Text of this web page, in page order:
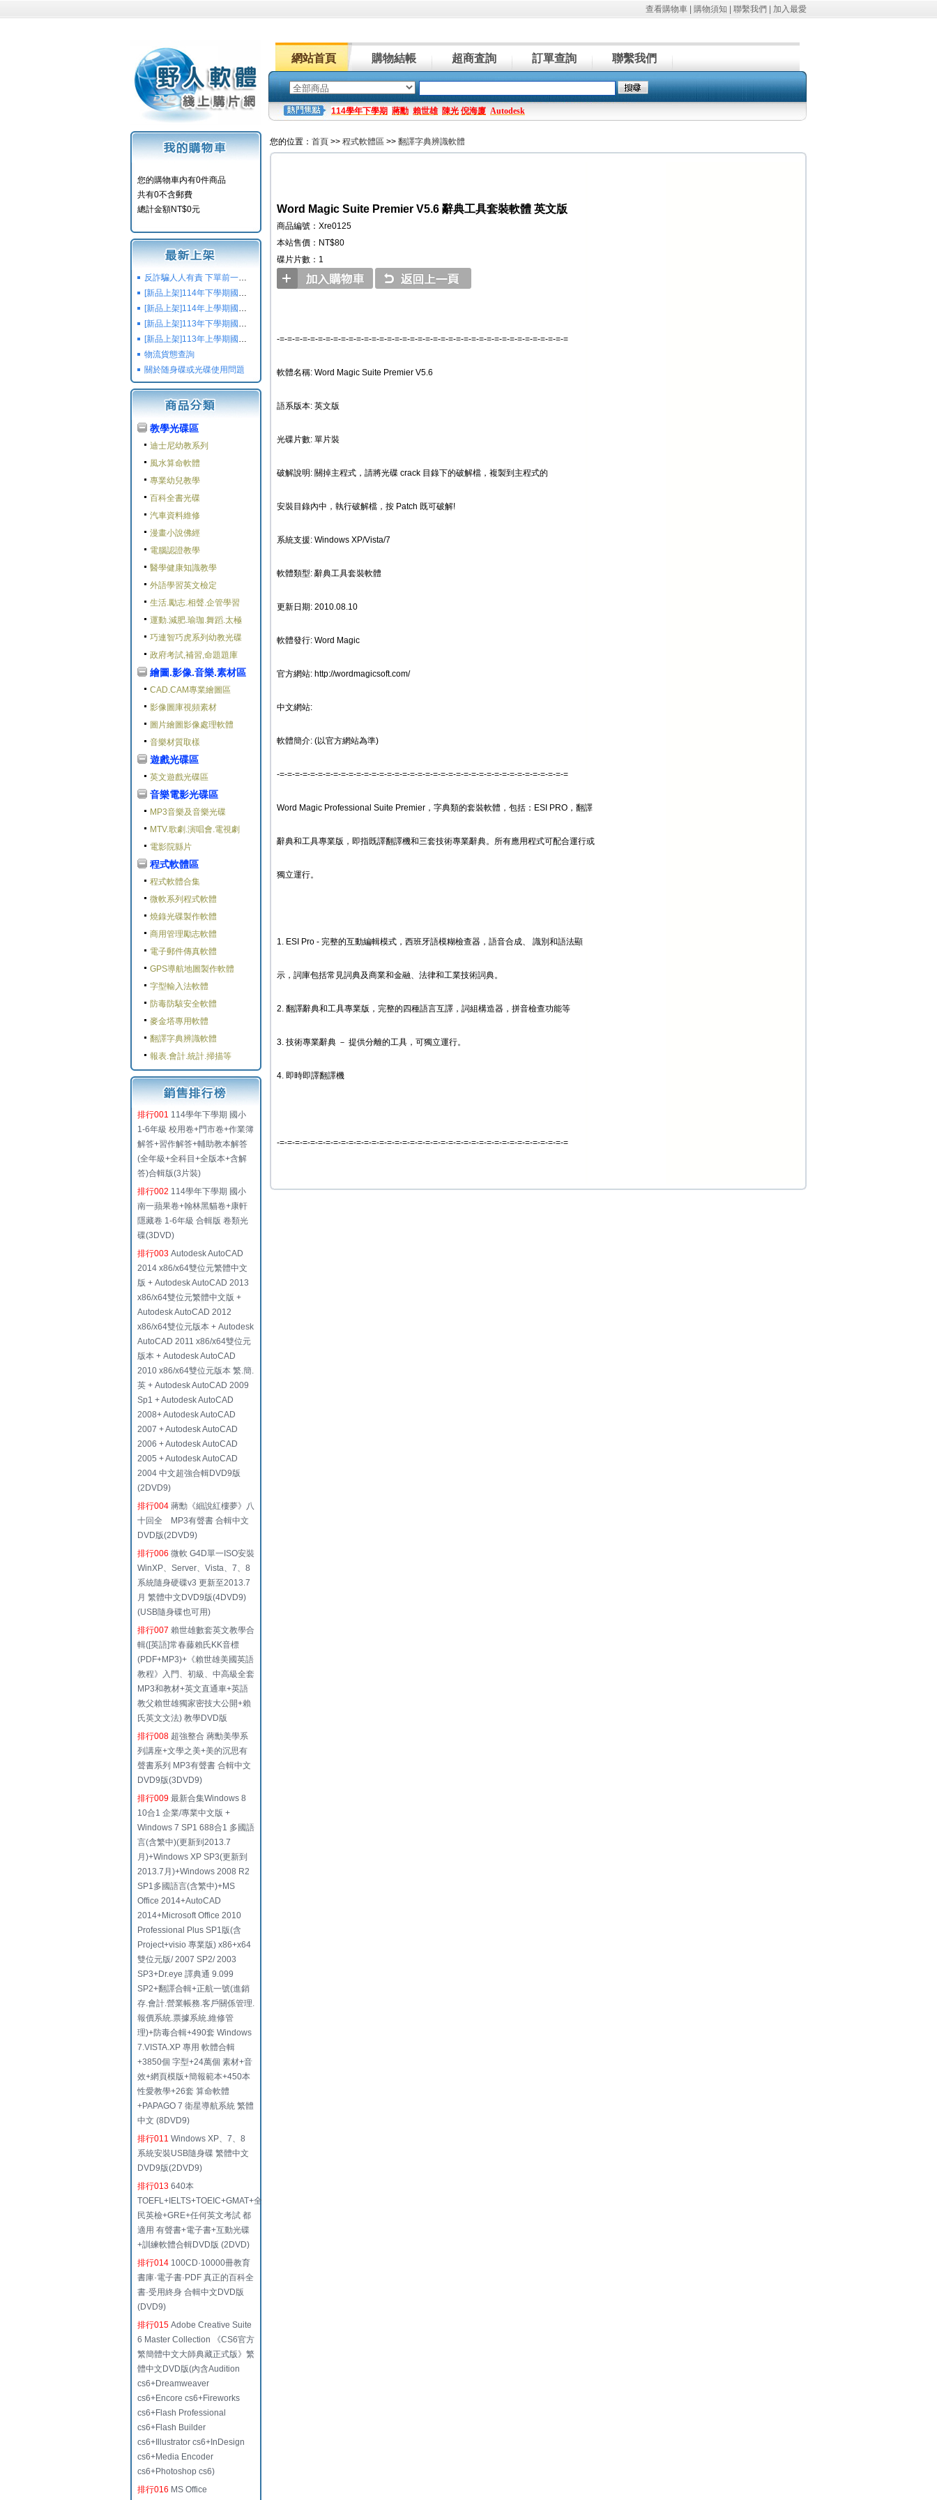
查看購物車 購物須知 聯繫我們 加入最愛
網站首頁 購物結帳 超商査詢 訂單查詢 聯繫我們
114學年下學期 蔣勳 賴世雄 陳光 倪海廈 Autodesk
您的購物車内有0件商品
共有0不含郵費
總計金額NT$0元
反詐騙人人有責 下單前一定要注意
[新品上架]114年下學期國小國中高中命題光碟,校用卷,習作
[新品上架]114年上學期國小國中高中命題光碟,校用卷,習作
[新品上架]113年下學期國小國中高中命題光碟,校用卷,習作
[新品上架]113年上學期國小國中高中命題光碟,校用卷,習作
物流貨態查詢
關於随身碟或光碟使用問題
教學光碟區
迪士尼幼教系列
風水算命軟體
專業幼兒教學
百科全書光碟
汽車資料維修
漫畫小說佛經
電腦認證教學
醫學健康知識教學
外語學習英文檢定
生活.勵志.相聲.企管學習
運動.減肥.瑜珈.舞蹈.太極
巧連智巧虎系列幼教光碟
政府考試,補習,命題題庫
繪圖.影像.音樂.素材區
CAD.CAM專業繪圖區
影像圖庫視頻素材
圖片繪圖影像處理軟體
音樂材質取樣
遊戲光碟區
英文遊戲光碟區
音樂電影光碟區
MP3音樂及音樂光碟
MTV.歌劇.演唱會.電視劇
電影院縣片
程式軟體區
程式軟體合集
微軟系列程式軟體
燒錄光碟製作軟體
商用管理勵志軟體
電子郵件傳真軟體
GPS導航地圖製作軟體
字型輸入法軟體
防毒防駭安全軟體
麥金塔專用軟體
翻譯字典辨識軟體
報表.會計.統計.掃描等
排行001 114學年下學期 國小
1-6年級 校用卷+門市卷+作業簿
解答+習作解答+輔助教本解答
(全年級+全科目+全版本+含解
答)合輯版(3片裝)
排行002 114學年下學期 國小
南一蘋果卷+翰林黑貓卷+康軒
隱藏卷 1-6年級 合輯版 卷類光
碟(3DVD)
排行003 Autodesk AutoCAD
2014 x86/x64雙位元繁體中文
版 + Autodesk AutoCAD 2013
x86/x64雙位元繁體中文版 +
Autodesk AutoCAD 2012
x86/x64雙位元版本 + Autodesk
AutoCAD 2011 x86/x64雙位元
版本 + Autodesk AutoCAD
2010 x86/x64雙位元版本 繁.簡.
英 + Autodesk AutoCAD 2009
Sp1 + Autodesk AutoCAD
2008+ Autodesk AutoCAD
2007 + Autodesk AutoCAD
2006 + Autodesk AutoCAD
2005 + Autodesk AutoCAD
2004 中文超強合輯DVD9版
(2DVD9)
排行004 蔣勳《細說紅樓夢》八
十回全 MP3有聲書 合輯中文
DVD版(2DVD9)
排行006 微軟 G4D單一ISO安裝
WinXP、Server、Vista、7、8
系統隨身硬碟v3 更新至2013.7
月 繁體中文DVD9版(4DVD9)
(USB隨身碟也可用)
排行007 賴世雄數套英文教學合
輯([英語]常春藤賴氏KK音標
(PDF+MP3)+《賴世雄美國英語
教程》入門、初級、中高級全套
MP3和教材+英文直通車+英語
教父賴世雄獨家密技大公開+賴
氏英文文法) 教學DVD版
排行008 超強整合 蔣勳美學系
列講座+文學之美+美的沉思有
聲書系列 MP3有聲書 合輯中文
DVD9版(3DVD9)
排行009 最新合集Windows 8
10合1 企業/專業中文版 +
Windows 7 SP1 688合1 多國語
言(含繁中)(更新到2013.7
月)+Windows XP SP3(更新到
2013.7月)+Windows 2008 R2
SP1多國語言(含繁中)+MS
Office 2014+AutoCAD
2014+Microsoft Office 2010
Professional Plus SP1版(含
Project+visio 專業版) x86+x64
雙位元版/ 2007 SP2/ 2003
SP3+Dr.eye 譯典通 9.099
SP2+翻譯合輯+正航一號(進銷
存.會計.營業帳務.客戶關係管理.
報價系統.票據系統.維修管
理)+防毒合輯+490套 Windows
7.VISTA.XP 專用 軟體合輯
+3850個 字型+24萬個 素材+音
效+網頁模版+簡報範本+450本
性愛教學+26套 算命軟體
+PAPAGO 7 衛星導航系統 繁體
中文 (8DVD9)
排行011 Windows XP、7、8
系統安裝USB隨身碟 繁體中文
DVD9版(2DVD9)
排行013 640本
TOEFL+IELTS+TOEIC+GMAT+全
民英檢+GRE+任何英文考試 都
適用 有聲書+電子書+互動光碟
+訓練軟體合輯DVD版 (2DVD)
排行014 100CD·10000冊教育
書庫·電子書·PDF 真正的百科全
書·受用終身 合輯中文DVD版
(DVD9)
排行015 Adobe Creative Suite
6 Master Collection 《CS6官方
繁簡體中文大師典藏正式版》繁
體中文DVD版(內含Audition
cs6+Dreamweaver
cs6+Encore cs6+Fireworks
cs6+Flash Professional
cs6+Flash Builder
cs6+Illustrator cs6+InDesign
cs6+Media Encoder
cs6+Photoshop cs6)
排行016 MS Office
您的位置： 首頁 >> 程式軟體區 >> 翻譯字典辨識軟體
Word Magic Suite Premier V5.6 辭典工具套裝軟體 英文版
商品編號：Xre0125
本站售價：NT$80
碟片片數：1
-=-=-=-=-=-=-=-=-=-=-=-=-=-=-=-=-=-=-=-=-=-=-=-=-=-=-=-=-=-=-=-=-=-=-=-=-=-=
軟體名稱: Word Magic Suite Premier V5.6
語系版本: 英文版
光碟片數: 單片裝
破解說明: 關掉主程式，請將光碟 crack 目錄下的破解檔，複製到主程式的
安裝目錄內中，執行破解檔，按 Patch 既可破解!
系統支援: Windows XP/Vista/7
軟體類型: 辭典工具套裝軟體
更新日期: 2010.08.10
軟體發行: Word Magic
官方網站: http://wordmagicsoft.com/
中文網站:
軟體簡介: (以官方網站為準)
-=-=-=-=-=-=-=-=-=-=-=-=-=-=-=-=-=-=-=-=-=-=-=-=-=-=-=-=-=-=-=-=-=-=-=-=-=-=
Word Magic Professional Suite Premier，字典類的套裝軟體，包括：ESI PRO，翻譯
辭典和工具專業版，即指既譯翻譯機和三套技術專業辭典。所有應用程式可配合運行或
獨立運行。
1. ESI Pro - 完整的互動編輯模式，西班牙語模糊檢查器，語音合成、 識別和語法顯
示，詞庫包括常見詞典及商業和金融、法律和工業技術詞典。
2. 翻譯辭典和工具專業版，完整的四種語言互譯，詞組構造器，拼音檢查功能等
3. 技術專業辭典 － 提供分離的工具，可獨立運行。
4. 即時即譯翻譯機
-=-=-=-=-=-=-=-=-=-=-=-=-=-=-=-=-=-=-=-=-=-=-=-=-=-=-=-=-=-=-=-=-=-=-=-=-=-=